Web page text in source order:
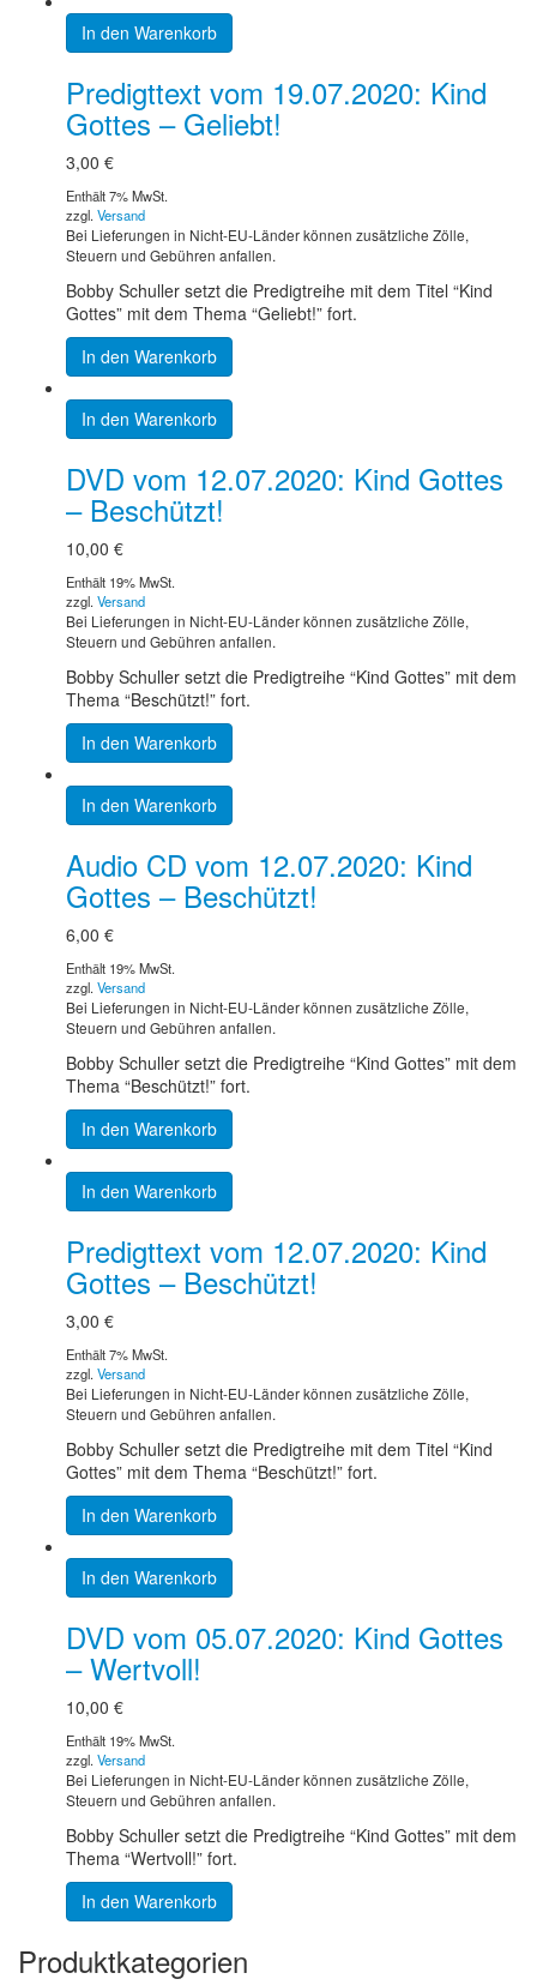
In den Warenkorb
Predigttext vom 19.07.2020: Kind
Gottes – Geliebt!
3,00 €
Enthält 7% MwSt.
zzgl.Versand
Bei Lieferungen in Nicht-EU-Länder können zusätzliche Zölle,
Steuern und Gebühren anfallen.
Bobby Schuller setzt die Predigtreihe mit dem Titel “Kind
Gottes” mit dem Thema “Geliebt!” fort.
In den Warenkorb
In den Warenkorb
DVD vom 12.07.2020: Kind Gottes
– Beschützt!
10,00 €
Enthält 19% MwSt.
zzgl.Versand
Bei Lieferungen in Nicht-EU-Länder können zusätzliche Zölle,
Steuern und Gebühren anfallen.
Bobby Schuller setzt die Predigtreihe “Kind Gottes” mit dem
Thema “Beschützt!” fort.
In den Warenkorb
In den Warenkorb
Audio CD vom 12.07.2020: Kind
Gottes – Beschützt!
6,00 €
Enthält 19% MwSt.
zzgl.Versand
Bei Lieferungen in Nicht-EU-Länder können zusätzliche Zölle,
Steuern und Gebühren anfallen.
Bobby Schuller setzt die Predigtreihe “Kind Gottes” mit dem
Thema “Beschützt!” fort.
In den Warenkorb
In den Warenkorb
Predigttext vom 12.07.2020: Kind
Gottes – Beschützt!
3,00 €
Enthält 7% MwSt.
zzgl. Versand
Bei Lieferungen in Nicht-EU-Länder können zusätzliche Zölle,
Steuern und Gebühren anfallen.
Bobby Schuller setzt die Predigtreihe mit dem Titel “Kind
Gottes” mit dem Thema “Beschützt!” fort.
In den Warenkorb
In den Warenkorb
DVD vom 05.07.2020: Kind Gottes
– Wertvoll!
10,00 €
Enthält 19% MwSt.
zzgl. Versand
Bei Lieferungen in Nicht-EU-Länder können zusätzliche Zölle,
Steuern und Gebühren anfallen.
Bobby Schuller setzt die Predigtreihe “Kind Gottes” mit dem
Thema “Wertvoll!” fort.
In den Warenkorb
Produktkategorien